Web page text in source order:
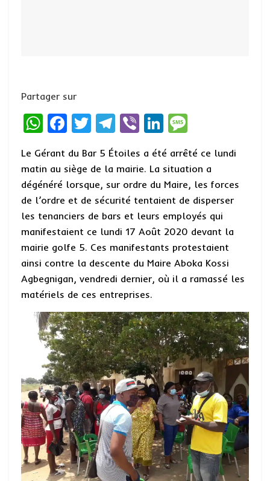
Partager sur
W
h
at
s
A
p
p
F
ce
b
o
o
k
T
it
te
r
T
e
g
r
a
m
Vi
er
Li
n
ke
dI
n
es
s
a
g
e
Le Gérant du Bar 5 Étoiles a été arrêté ce lundi
matin au siège de la mairie. La situation a
dégénéré lorsque, sur ordre du Maire, les forces
de l’ordre et de sécurité tentaient de disperser
les tenanciers de bars et leurs employés qui
manifestaient ce lundi 17 Août 2020 devant la
mairie golfe 5. Ces manifestants protestaient
ainsi contre la descente du Maire Aboka Kossi
Agbegnigan, vendredi dernier, où il a ramassé les
matériels de ces entreprises.